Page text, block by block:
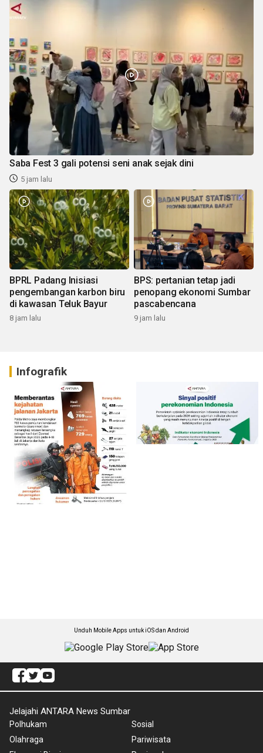
Saba Fest 3 gali potensi seni anak sejak dini
5 jam lalu
BPRL Padang Inisiasi
pengembangan karbon biru
di kawasan Teluk Bayur
8 jam lalu
BPS: pertanian tetap jadi
penopang ekonomi Sumbar
pascabencana
9 jam lalu
Infografik
Unduh Mobile Apps untuk iOS dan Android
Jelajahi ANTARA News Sumbar
Polhukam
Olahraga
Sosial
Pariwisata